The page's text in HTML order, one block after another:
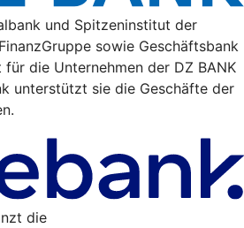
und Spitzeninstitut der
sowie Geschäftsbank
die Unternehmen der DZ BANK
unterstützt sie die Geschäfte der
die